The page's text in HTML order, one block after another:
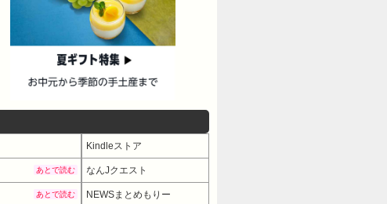
Kindleストア
あとで読む なんJクエスト
あとで読む NEWSまとめもりー